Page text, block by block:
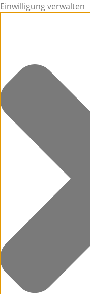
Einwilligung verwalten